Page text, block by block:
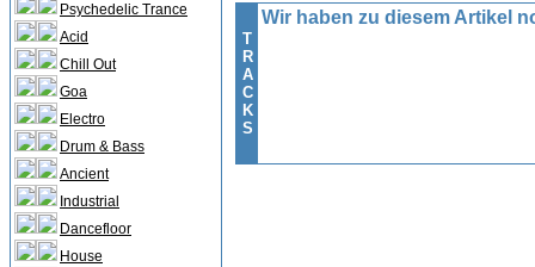
Psychedelic Trance
Acid
Chill Out
Goa
Electro
Drum & Bass
Ancient
Industrial
Dancefloor
House
T
R
A
C
K
S
Wir haben zu diesem Artikel